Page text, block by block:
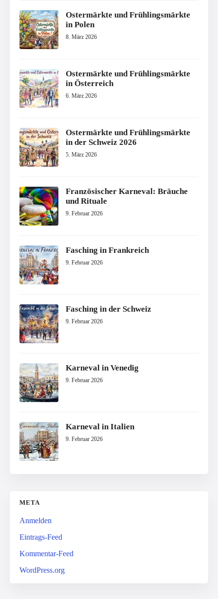
Ostermärkte und Frühlingsmärkte
in Polen
8. März 2026
Ostermärkte und Frühlingsmärkte
in Österreich
6. März 2026
Ostermärkte und Frühlingsmärkte
in der Schweiz 2026
5. März 2026
Französischer Karneval: Bräuche
und Rituale
9. Februar 2026
Fasching in Frankreich
9. Februar 2026
Fasching in der Schweiz
9. Februar 2026
Karneval in Venedig
9. Februar 2026
Karneval in Italien
9. Februar 2026
META
Anmelden
Eintrags-Feed
Kommentar-Feed
WordPress.org